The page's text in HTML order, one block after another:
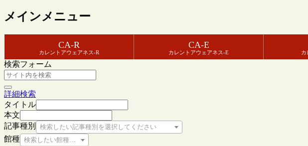
メインメニュー
CA-R
カレントアウェアネス-R
CA-E
カレントアウェアネス-E カ
検索フォーム
詳細検索
タイトル
本文
記事種別
検索したい記事種別を選択してください
館種 検索したい館種を選択してください